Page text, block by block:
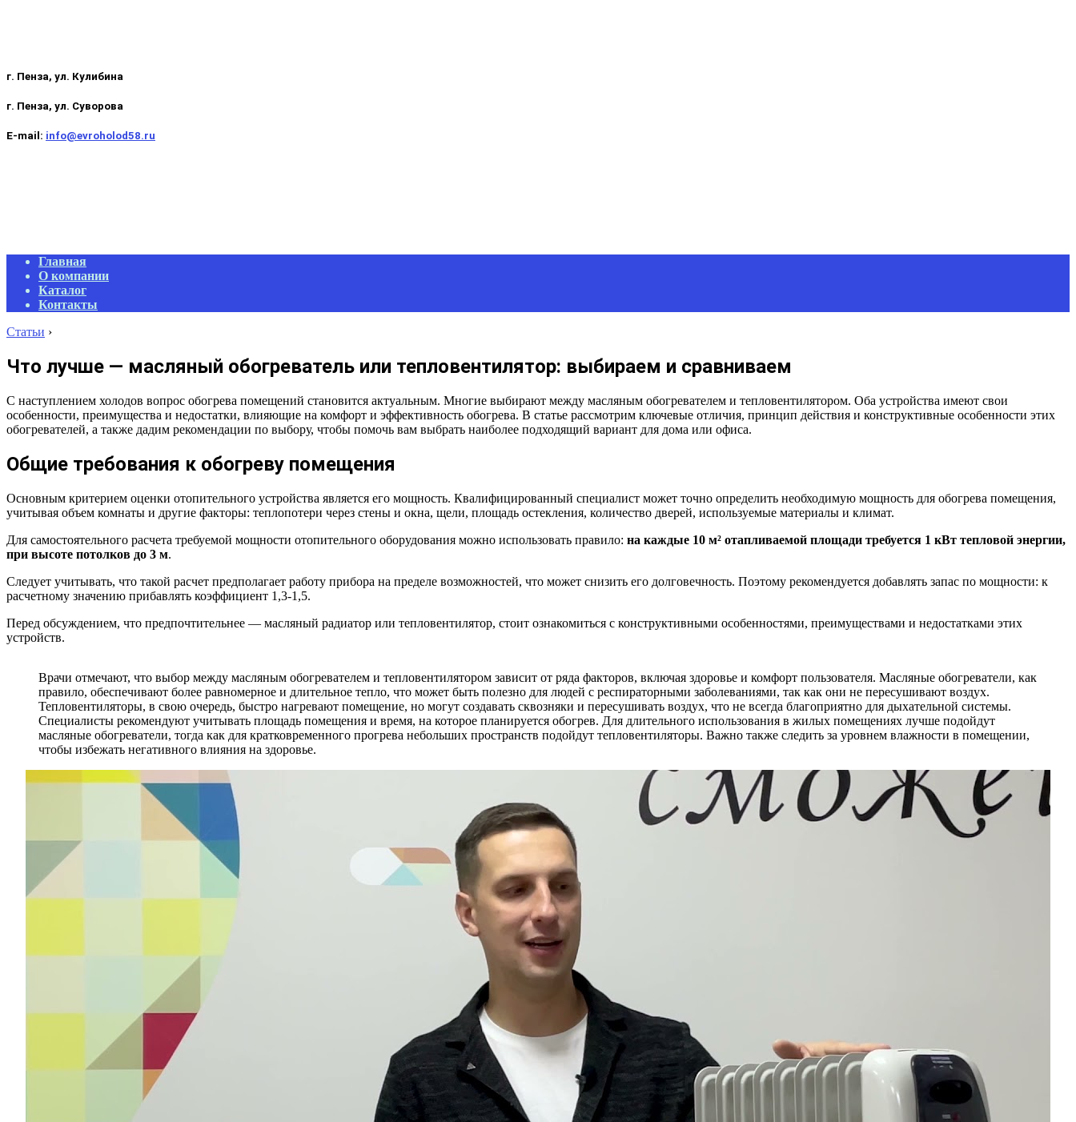
г. Пенза, ул. Кулибина
г. Пенза, ул. Суворова
E-mail: info@evroholod58.ru
Primary
Navigation
Menu
Главная
О компании
Каталог
Контакты
Статьи ›
Что лучше — масляный обогреватель или тепловентилятор: выбираем и сравниваем
С наступлением холодов вопрос обогрева помещений становится актуальным. Многие выбирают между масляным обогревателем и тепловентилятором. Оба устройства имеют свои
особенности, преимущества и недостатки, влияющие на комфорт и эффективность обогрева. В статье рассмотрим ключевые отличия, принцип действия и конструктивные особенности этих
обогревателей, а также дадим рекомендации по выбору, чтобы помочь вам выбрать наиболее подходящий вариант для дома или офиса.
Общие требования к обогреву помещения
Основным критерием оценки отопительного устройства является его мощность. Квалифицированный специалист может точно определить необходимую мощность для обогрева помещения,
учитывая объем комнаты и другие факторы: теплопотери через стены и окна, щели, площадь остекления, количество дверей, используемые материалы и климат.
Для самостоятельного расчета требуемой мощности отопительного оборудования можно использовать правило: на каждые 10 м² отапливаемой площади требуется 1 кВт тепловой энергии,
при высоте потолков до 3 м.
Следует учитывать, что такой расчет предполагает работу прибора на пределе возможностей, что может снизить его долговечность. Поэтому рекомендуется добавлять запас по мощности: к
расчетному значению прибавлять коэффициент 1,3-1,5.
Перед обсуждением, что предпочтительнее — масляный радиатор или тепловентилятор, стоит ознакомиться с конструктивными особенностями, преимуществами и недостатками этих
устройств.
Врачи отмечают, что выбор между масляным обогревателем и тепловентилятором зависит от ряда факторов, включая здоровье и комфорт пользователя. Масляные обогреватели, как
правило, обеспечивают более равномерное и длительное тепло, что может быть полезно для людей с респираторными заболеваниями, так как они не пересушивают воздух.
Тепловентиляторы, в свою очередь, быстро нагревают помещение, но могут создавать сквозняки и пересушивать воздух, что не всегда благоприятно для дыхательной системы.
Специалисты рекомендуют учитывать площадь помещения и время, на которое планируется обогрев. Для длительного использования в жилых помещениях лучше подойдут
масляные обогреватели, тогда как для кратковременного прогрева небольших пространств подойдут тепловентиляторы. Важно также следить за уровнем влажности в помещении,
чтобы избежать негативного влияния на здоровье.